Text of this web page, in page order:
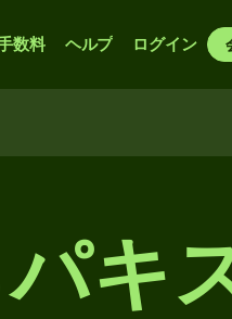
数料 ヘルプ ログイン
キ